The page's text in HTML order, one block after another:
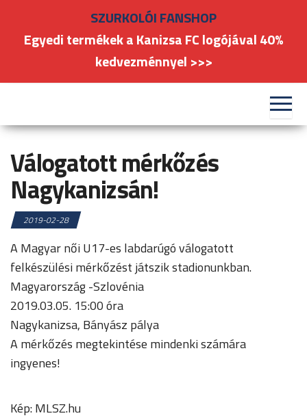
FC
#kanizsafoci
Válogatott mérkőzés
Nagykanizsán!
2019-02-28
A Magyar női U17-es labdarúgó válogatott
felkészülési mérkőzést játszik stadionunkban.
Magyarország -Szlovénia
2019.03.05. 15:00 óra
Nagykanizsa, Bányász pálya
A mérkőzés megtekintése mindenki számára
ingyenes!
Kép: MLSZ.hu
SZURKOLÓI FANSHOP
Egyedi termékek a Kanizsa FC logójával 40%
kedvezménnyel >>>